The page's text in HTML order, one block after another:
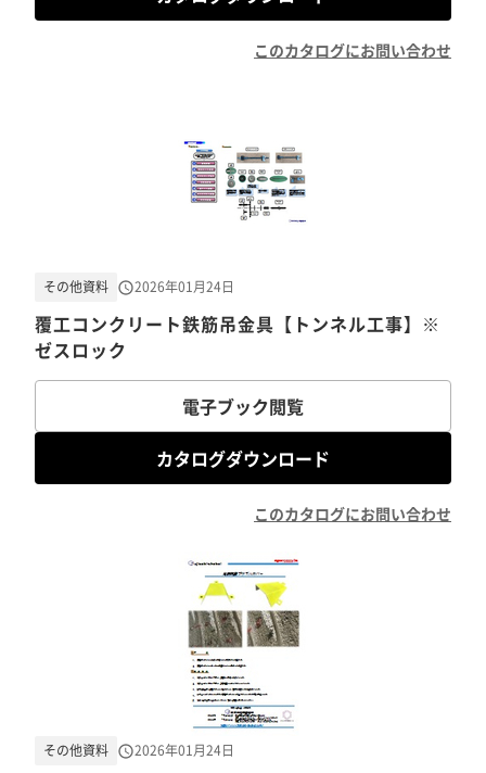
このカタログにお問い合わせ
覆工コンクリート鉄筋吊金具【トンネル工事】※
ゼスロック
その他資料 2026年01月24日
電子ブック閲覧
カタログダウンロード
このカタログにお問い合わせ
その他資料 2026年01月24日